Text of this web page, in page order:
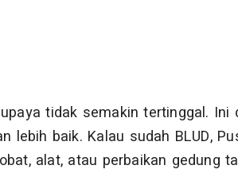
tidak semakin tertinggal.
lebih baik. Kalau sudah BLUD,
alat, atau perbaikan gedung